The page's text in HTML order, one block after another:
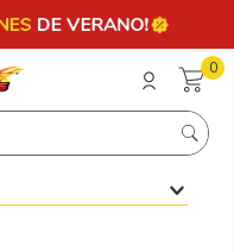
0
más buscados